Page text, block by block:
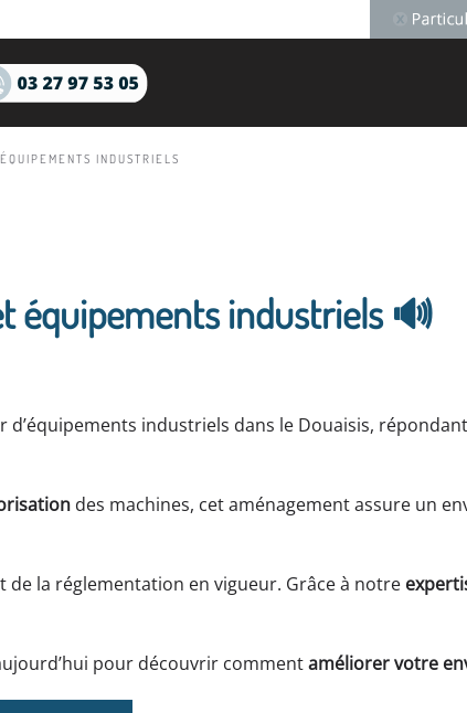
INDUSTRIELS
équipements industriels 🔊
d’équipements industriels dans le Douaisis,
des machines, cet aménagement assure un
la réglementation en vigueur. Grâce à notre
pour découvrir commentaméliorer votre